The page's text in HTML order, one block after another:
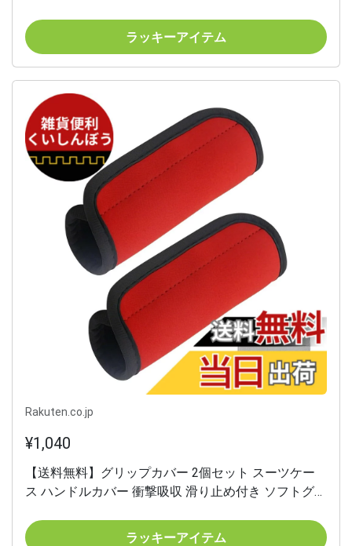
バー コンパクトで携帯しやすい 色：ブラック、サイ
ズ：約15cmx14cm
ラッキーアイテム
Rakuten.co.jp
¥1,040
【送料無料】グリップカバー 2個セット スーツケー
ス ハンドルカバー 衝撃吸収 滑り止め付き ソフトグリ
バー コンパクトで携帯しやすい 色：レッド
ラッキーアイテム